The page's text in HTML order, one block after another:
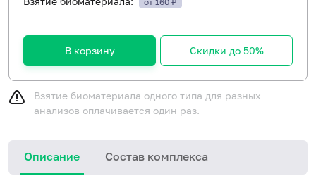
В корзину Скидки до 50%
Взятие биоматериала одного типа для разных
анализов оплачивается один раз.
Описание Состав комплекса